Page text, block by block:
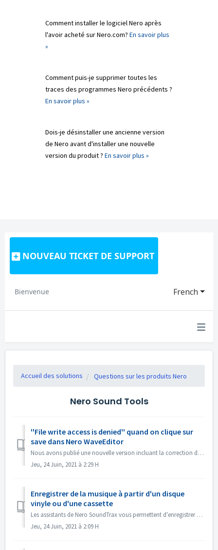
Comment installer le logiciel Nero après
l'avoir acheté sur Nero.com? En savoir plus
»
Comment puis-je supprimer toutes les
traces des programmes Nero précédents ?
En savoir plus »
Dois-je désinstaller une ancienne version
de Nero avant d'installer une nouvelle
version du produit ? En savoir plus »
NOUVEAU TICKET DE SUPPORT
French
Bienvenue
Accueil des solutions Questions sur les produits Nero
Nero Sound Tools
''File write access is denied'' quand on clique sur
save dans Nero WaveEditor
Nous avons publié une nouvelle version incluant la correction d'un problème similaire. Pourriez-vous faire une mise à jour en ligne via le Centre de con...
Jeu, 24 Juin, 2021 à 2:29 H
Enregistrer de la musique à partir d'un disque
vinyle ou d'une cassette
Les assistants de Nero SoundTrax vous permettent d'enregistrer de la musique à partir de disques vinyle et de cassettes et de la graver rapidement et f...
Jeu, 24 Juin, 2021 à 2:09 H